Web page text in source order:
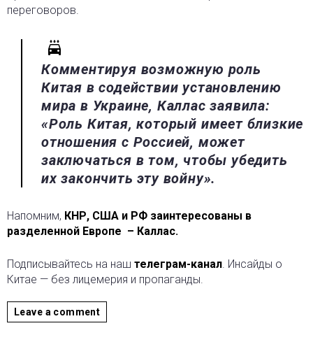
переговоров.
Комментируя возможную роль
Китая в содействии установлению
мира в Украине, Каллас заявила:
«Роль Китая, который имеет близкие
отношения с Россией, может
заключаться в том, чтобы убедить
их закончить эту войну».
Напомним, КНР, США и РФ заинтересованы в
разделенной Европе – Каллас.
Подписывайтесь на наш телеграм-канал. Инсайды о
Китае — без лицемерия и пропаганды.
Leave a comment